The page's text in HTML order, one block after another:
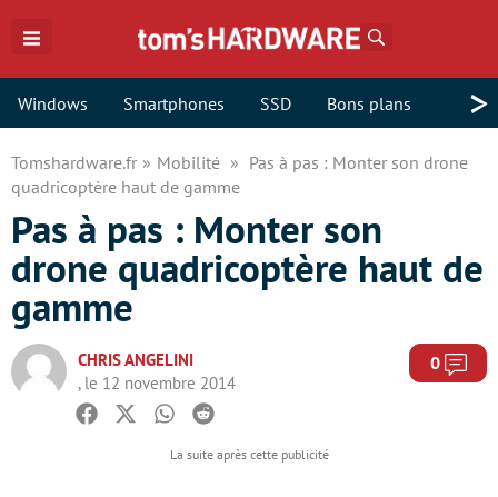
Windows Smartphones SSD Bons plans >
Tomshardware.fr Mobilité
Pas à pas : Monter son drone
quadricoptère haut de gamme
Pas à pas : Monter son
drone quadricoptère haut de
gamme
CHRIS ANGELINI
, le 12 novembre 2014
0
Facebook
TwitterWhatsapp
Reddit